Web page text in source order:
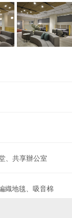
、共享辦公室
織地毯、吸音棉